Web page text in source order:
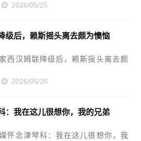
2026/05/25
级后，赖斯摇头离去颇为懊恼
西汉姆联降级后，赖斯摇头离去颇
2026/05/25
：我在这儿很想你，我的兄弟
怀念津琴科：我在这儿很想你，我